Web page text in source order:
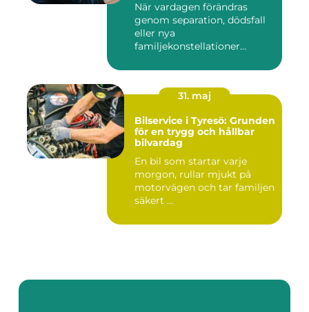
När vardagen förändras
genom separation, dödsfall
eller nya
familjekonstellationer
31. maj
Bilservice i Tyresö: Grunden
för en trygg och hållbar
bilvardag
En bil som startar varje
morgon, rullar mjukt på
motorvägen och tar familjen
säkert ...